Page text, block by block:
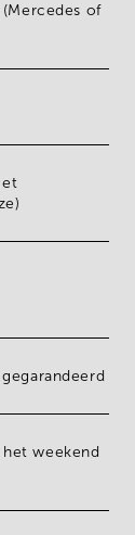
of
gegarandeerd
weekend